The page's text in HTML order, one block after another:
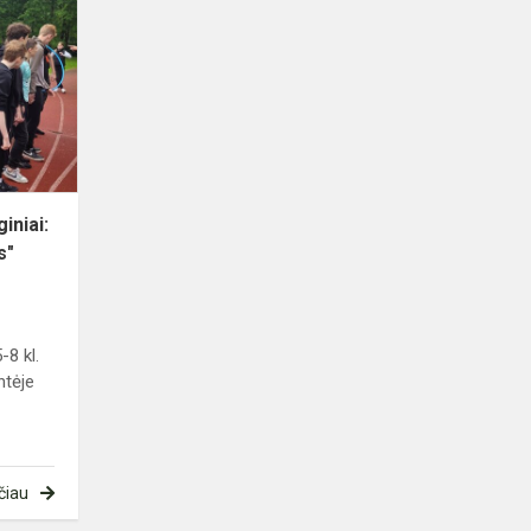
dienų
renginiai:
sporto
šventė
ratas"
8 kl.